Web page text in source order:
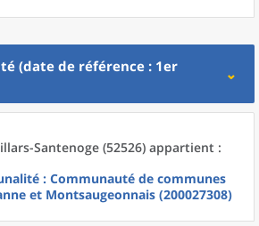
(date de référence : 1er
Santenoge (52526) appartient :
: Communauté de communes
et Montsaugeonnais (200027308)